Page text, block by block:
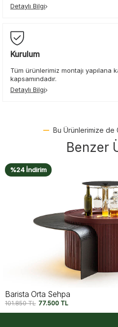
Detaylı Bilgi
Kurulum
Tüm ürünlerimiz montajı yapılana
kapsamındadır.
Detaylı Bilgi
Bu Ürünlerimize de
Benzer
%19 İndirim
Calista Orta Sehpa
52.790TL 42.500TL